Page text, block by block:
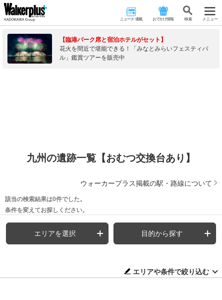
ニュース･連載 おでかけ情報 検 索 メニュー
【臨港パーク席と宿泊ホテルがセット】
花火を間近で堪能できる！「みなとみらいフェスティバ
ル」鑑賞ツアーを販売中
九州の遺跡一覧【おむつ交換台あり】
ウォーカープラス掲載の駅・路線について
該当の検索結果は0件でした。
条件を変えてお探しください。
エリアを選択 目的から探す
エリアや条件で絞り込む